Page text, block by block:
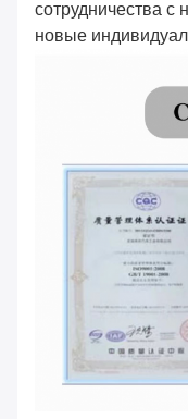
сотрудничества с
новые